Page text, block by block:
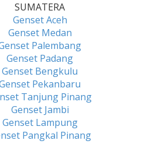
SUMATERA
Genset Aceh
Genset Medan
Palembang
Genset Padang
Genset Bengkulu
Pekanbaru
Tanjung Pinang
Genset Jambi
Genset Lampung
Pangkal Pinang